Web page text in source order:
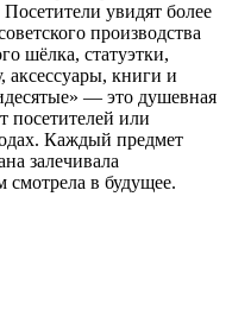
увидят более
производства
шёлка, статуэтки,
аксессуары, книги и
— это душевная
посетителей или
Каждый предмет
залечивала
в будущее.